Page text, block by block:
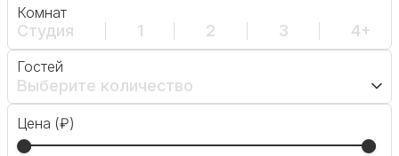
Комнат
Студия 1 2 3 4+
Гостей
Выберите количество
Цена (₽)